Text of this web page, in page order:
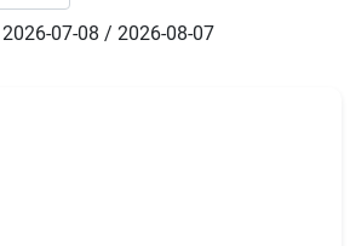
07-08 / 2026-08-07